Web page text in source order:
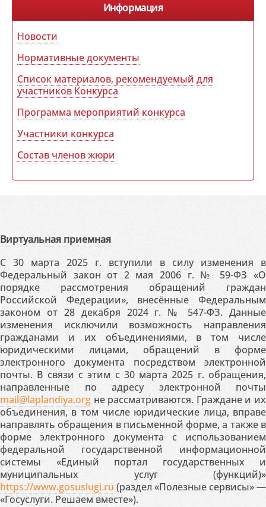
Информация
Новости
Нормативные документы
Список материалов, рекомендуемый для
участников Конкурса
Программа мероприятий конкурса
Участники конкурса
Состав членов жюри
Виртуальная приемная
С 30 марта 2025 г. вступили в силу изменения в
Федеральный закон от 2 мая 2006 г. № 59-ФЗ «О
порядке рассмотрения обращений граждан
Российской Федерации», внесённые Федеральным
законом от 28 декабря 2024 г. № 547-ФЗ. Данные
изменения исключили возможность направления
гражданами и их объединениями, в том числе
юридическими лицами, обращений в форме
электронного документа посредством электронной
почты. В связи с этим с 30 марта 2025 г. обращения,
направленные по адресу электронной почты
mail@laplandiya.org не рассматриваются. Граждане и их
объединения, в том числе юридические лица, вправе
направлять обращения в письменной форме, а также в
форме электронного документа с использованием
федеральной государственной информационной
системы «Единый портал государственных и
муниципальных услуг (функций)»
https://www.gosuslugi.ru (раздел «Полезные сервисы» —
«Госуслуги. Решаем вместе»).